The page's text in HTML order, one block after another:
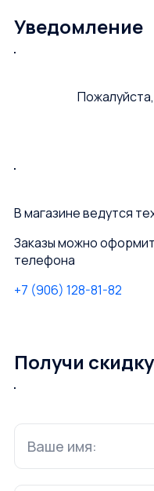
Уведомление
В магазине ведутся
Заказы можно
телефона
+7 (906) 128-81-82
Получи